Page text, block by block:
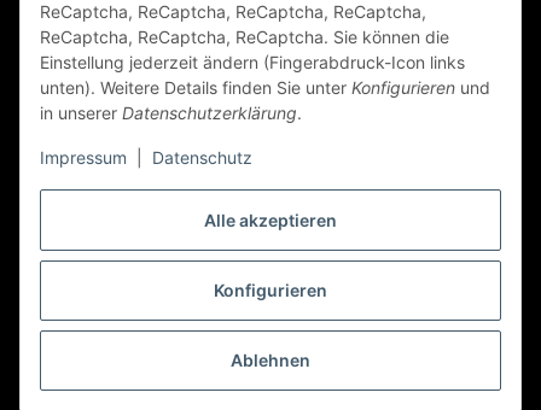
Alle akzeptieren
Konfigurieren
Ablehnen
ReCaptcha, ReCaptcha, ReCaptcha, ReCaptcha,
ReCaptcha, ReCaptcha, ReCaptcha. Sie können die
Einstellung jederzeit ändern (Fingerabdruck-Icon links
unten). Weitere Details finden Sie unter Konfigurieren und
in unserer Datenschutzerklärung.
Impressum Datenschutz
Folge Uns
* Alle Preise inkl. gesetzlicher USt., zzgl.